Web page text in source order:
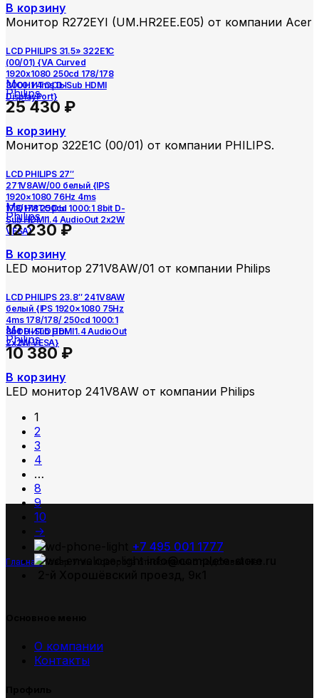
В корзину
Монитор R272EYI (UM.HR2EE.E05) от компании Acer
LCD PHILIPS 31.5» 322E1C
(00/01) {VA Curved
1920х1080 250cd 178/178
3000:1 4ms D-Sub HDMI
DisplayPort}
Мониторы
Philips
25 430 ₽
В корзину
Монитор 322E1C (00/01) от компании PHILIPS.
LCD PHILIPS 27″
271V8AW/00 белый {IPS
1920×1080 76Hz 4ms
178/178 250cd 1000:1 8bit D-
Sub HDMI1.4 AudioOut 2x2W
VESA}
Мониторы
Philips
12 230₽
В корзину
LED монитор 271V8AW/01 от компании Philips
LCD PHILIPS 23.8″ 241V8AW
белый {IPS 1920×1080 75Hz
4ms 178/178/ 250cd 1000:1
8bit D-Sub HDMI1.4 AudioOut
2x2W VESA}
Мониторы
Philips
10 380₽
В корзину
LED монитор 241V8AW от компании Philips
1
2
3
4
…
8
9
10
→
ГлавнаяТовар Углы поворота относительно подставки
+7 495 001 1777
О компании
Контакты